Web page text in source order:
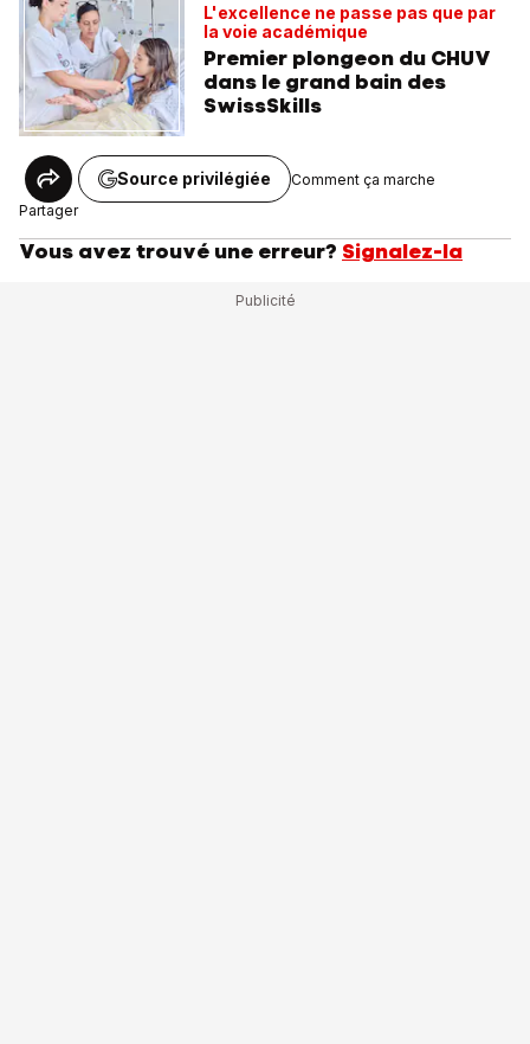
L'excellence ne passe pas que par
la voie académique
Premier plongeon du CHUV
dans le grand bain des
SwissSkills
Partager
Source privilégiée Comment ça marche
Vous avez trouvé une erreur? Signalez-la